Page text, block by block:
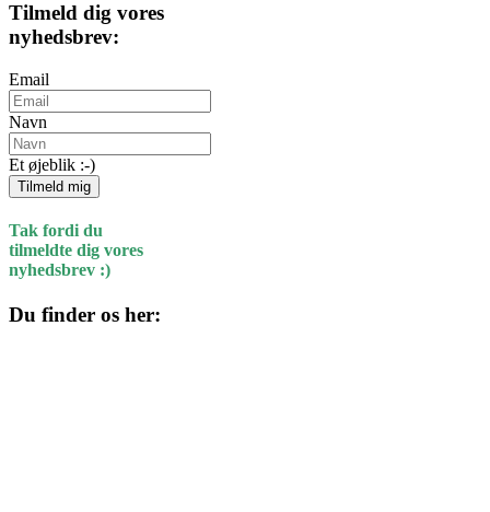
Tilmeld dig vores
nyhedsbrev:
Email
Navn
Et øjeblik :-)
Tilmeld mig
Tak fordi du
tilmeldte dig vores
nyhedsbrev :)
Du finder os her: